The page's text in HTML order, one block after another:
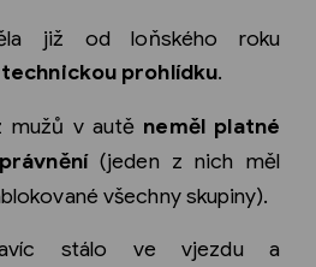
již od loňského roku
prohlídku.
mužů v autě neměl platné
(jeden z nich měl
všechny skupiny).
stálo ve vjezdu a